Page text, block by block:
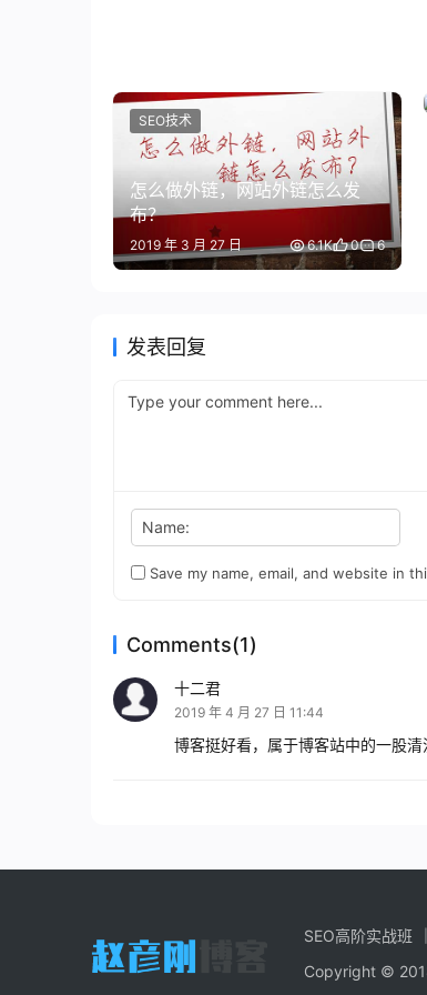
怎么做外链，网站外链怎么发
布？
2019 年 3 月 27 日 6.1K 0 6
SEO技术
发表回复
Name:
Save my name, email, and website in
Comments(1)
十二君
2019 年 4 月 27 日 11:44
博客挺好看，属于博客站中的一股
SEO高阶实战班
Copyright ©